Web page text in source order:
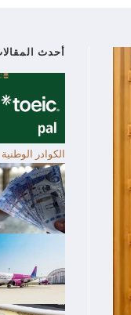
أحدث
الكوادر الوطنية